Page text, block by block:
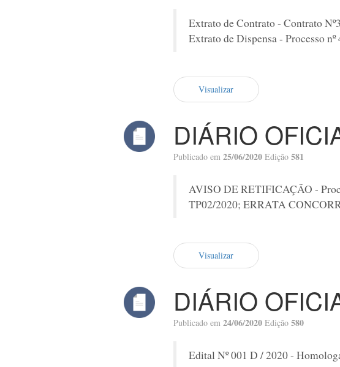
Extrato de Contrato - Contrato
Extrato de Dispensa - Processo
Visualizar
DIÁRIO
Publicado em 25/06/2020 Edição 581
AVISO DE RETIFICAÇÃO -
TP02/2020; ERRATA
Visualizar
DIÁRIO
Publicado em 24/06/2020 Edição 580
Edital Nº 001 D / 2020 -